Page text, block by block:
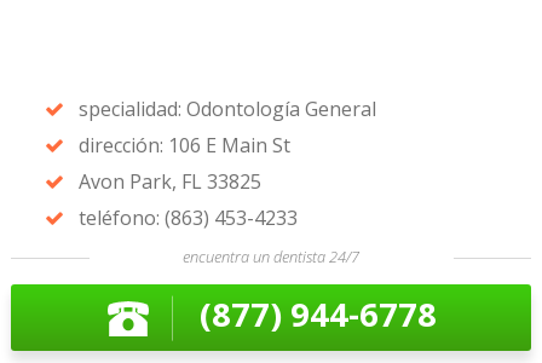
specialidad: Odontología General
dirección: 106 E Main St
Avon Park, FL 33825
teléfono: (863) 453-4233
encuentra un dentista 24/7
(877) 944-6778